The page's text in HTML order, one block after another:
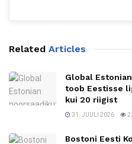
Related Articles
Global
toob Eestisse
kui 20 riigist
31. JUULI 2026
Bostoni Eesti